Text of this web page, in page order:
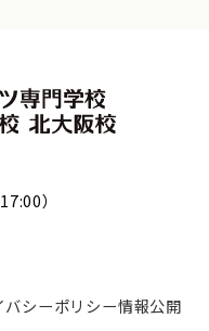
）
バシーポリシー情報公開